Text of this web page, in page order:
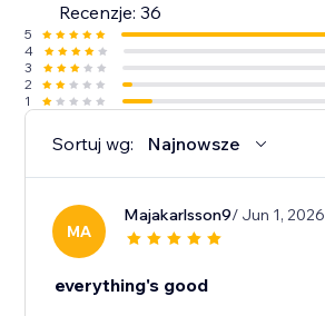
Recenzje: 36
5
4
3
2
1
Sortuj wg: Najnowsze
MA
Majakarlsson9/ Jun 1, 2026
everything's good